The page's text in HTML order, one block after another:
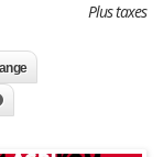
Plus taxes